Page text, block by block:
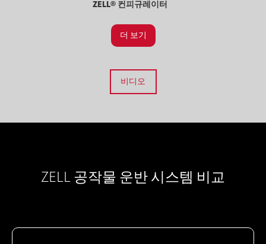
ZELL® 컨피규레이터
더 보기
비디오
ZELL 공작물 운반 시스템 비교